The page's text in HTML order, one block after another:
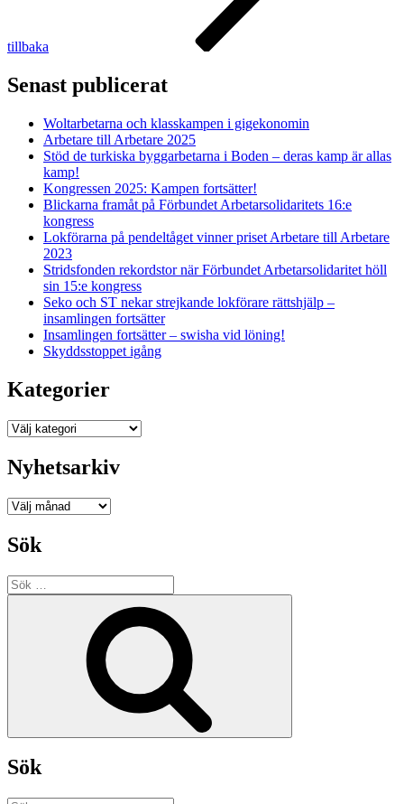
tillbaka
Senast publicerat
Woltarbetarna och klasskampen i gigekonomin
Arbetare till Arbetare 2025
Stöd de turkiska byggarbetarna i Boden – deras kamp är allas
kamp!
Kongressen 2025: Kampen fortsätter!
Blickarna framåt på Förbundet Arbetarsolidaritets 16:e
kongress
Lokförarna på pendeltåget vinner priset Arbetare till Arbetare
2023
Stridsfonden rekordstor när Förbundet Arbetarsolidaritet höll
sin 15:e kongress
Seko och ST nekar strejkande lokförare rättshjälp –
insamlingen fortsätter
Insamlingen fortsätter – swisha vid löning!
Skyddsstoppet igång
Kategorier
Kategorier
Nyhetsarkiv
Nyhetsarkiv
Sök
Sök
efter:
Sök